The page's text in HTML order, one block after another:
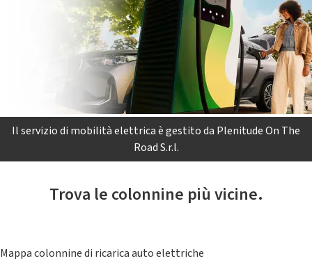
Il servizio di mobilità elettrica è gestito da Plenitude On The
Road S.r.l.
Trova le colonnine più vicine.
Mappa colonnine di ricarica auto elettriche